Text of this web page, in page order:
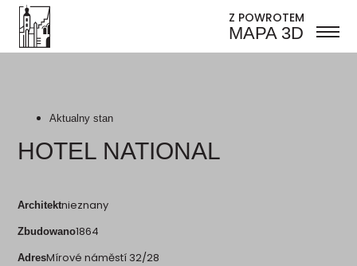
Z POWROTEM
MAPA 3D
Aktualny stan
HOTEL NATIONAL
Architektnieznany
Zbudowano1864
AdresMírové náměstí 32/28